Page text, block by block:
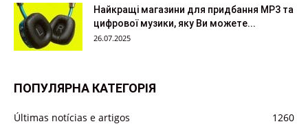
Найкращі магазини для придбання MP3 та
цифрової музики, яку Ви можете...
26.07.2025
ПОПУЛЯРНА КАТЕГОРІЯ
Últimas notícias e artigos 1260